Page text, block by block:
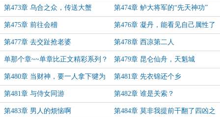
第473章 乌合之众，传送大蟹 第474章 鲈大将军的“先天神功”
第475章 前往会稽 第476章 凝丹，能看见自己属性了
第477章 去交趾抢老婆 第478章 西凉第二人
单那个章~~单章比正文精彩系列？ 第479章 昆仑仙舟，天魁城
第480章 当财神，要一人拿下犍为
郡
第481章 先衣锦还个乡
第481章 与侍女同游 第482章 谁是关索？
第483章 男人的烦恼啊 第484章 莫非我提前干翻了四凶之